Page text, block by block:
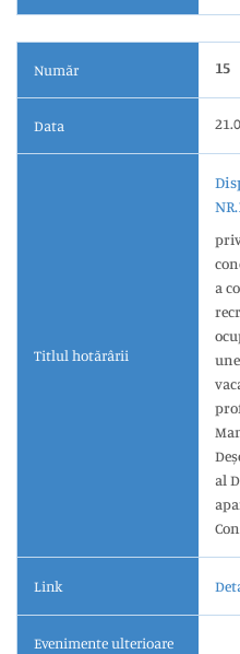
Număr 15
Data
Titlul hotărârii
a
al
Link
Evenimente ulterioare